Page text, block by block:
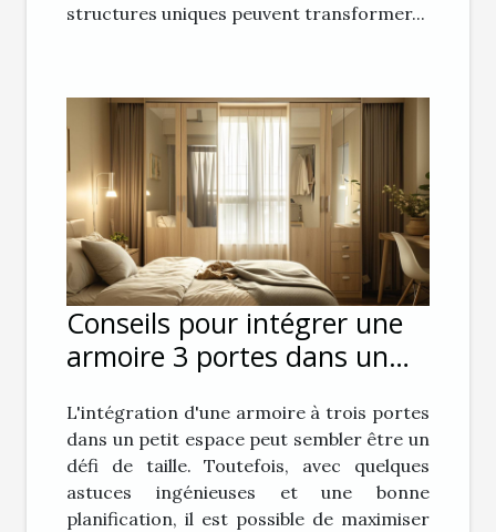
structures uniques peuvent transformer...
Conseils pour intégrer une
armoire 3 portes dans un
L'intégration d'une armoire à trois portes
dans un petit espace peut sembler être un
défi de taille. Toutefois, avec quelques
astuces ingénieuses et une bonne
planification, il est possible de maximiser